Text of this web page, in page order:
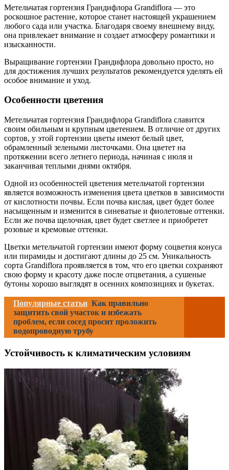
Метельчатая гортензия Грандифлора Grandiflora — это
роскошное растение, которое станет настоящей украшением
любого сада или участка. Благодаря своему внешнему виду,
она привлекает внимание и создает атмосферу романтики и
изысканности.
Выращивание гортензии Грандифлора довольно просто, но
для достижения лучших результатов рекомендуется уделять ей
особое внимание и уход.
Особенности цветения
Метельчатая гортензия Грандифлора Grandiflora славится
своим обильным и крупным цветением. В отличие от других
сортов, у этой гортензии цветы имеют белый цвет,
обрамленный зелеными листочками. Она цветет на
протяжении всего летнего периода, начиная с июля и
заканчивая теплыми днями октября.
Одной из особенностей цветения метельчатой гортензии
является возможность изменения цвета цветков в зависимости
от кислотности почвы. Если почва кислая, цвет будет более
насыщенным и изменится в синеватые и фиолетовые оттенки.
Если же почва щелочная, цвет будет светлее и приобретет
розовые и кремовые оттенки.
Цветки метельчатой гортензии имеют форму соцветия конуса
или пирамиды и достигают длины до 25 см. Уникальность
сорта Grandiflora проявляется в том, что его цветки сохраняют
свою форму и красоту даже после отцветания, а сушеные
бутоны хорошо выглядят в осенних композициях и букетах.
Популярные статьи Как правильно
защитить свой участок и избежать
проблем, если сосед просит проложить
водопроводную трубу
Устойчивость к климатическим условиям